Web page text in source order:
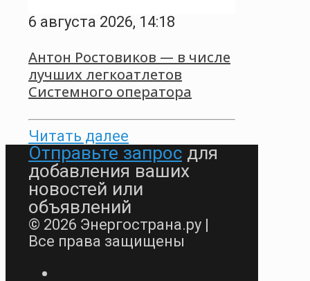
6 августа 2026, 14:18
Антон Ростовиков — в числе
лучших легкоатлетов
Системного оператора
Читать далее
Отправьте запрос для
добавления ваших
новостей или
объявлений
© 2026 Энергострана.ру |
Все права защищены